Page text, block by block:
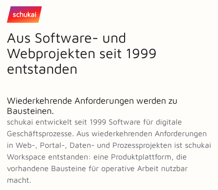
schukai
Aus Software- und
Webprojekten seit 1999
entstanden
Wiederkehrende Anforderungen werden zu
Bausteinen.
schukai entwickelt seit 1999 Software für digitale
Geschäftsprozesse. Aus wiederkehrenden Anforderungen
in Web-, Portal-, Daten- und Prozessprojekten ist schukai
Workspace entstanden: eine Produktplattform, die
vorhandene Bausteine für operative Arbeit nutzbar
macht.